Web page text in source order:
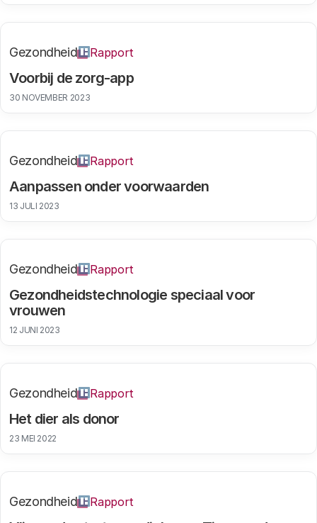
Voorbij de zorg-app
Gezondheid Rapport
30 NOVEMBER 2023
Aanpassen onder voorwaarden
Gezondheid Rapport
13 JULI 2023
Gezondheidstechnologie speciaal voor
vrouwen
Gezondheid Rapport
12 JUNI 2023
Het dier als donor
Gezondheid Rapport
23 MEI 2022
Gezondheid Rapport